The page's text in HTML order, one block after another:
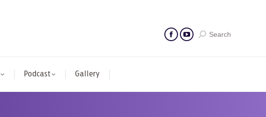
Search
Podcast Gallery